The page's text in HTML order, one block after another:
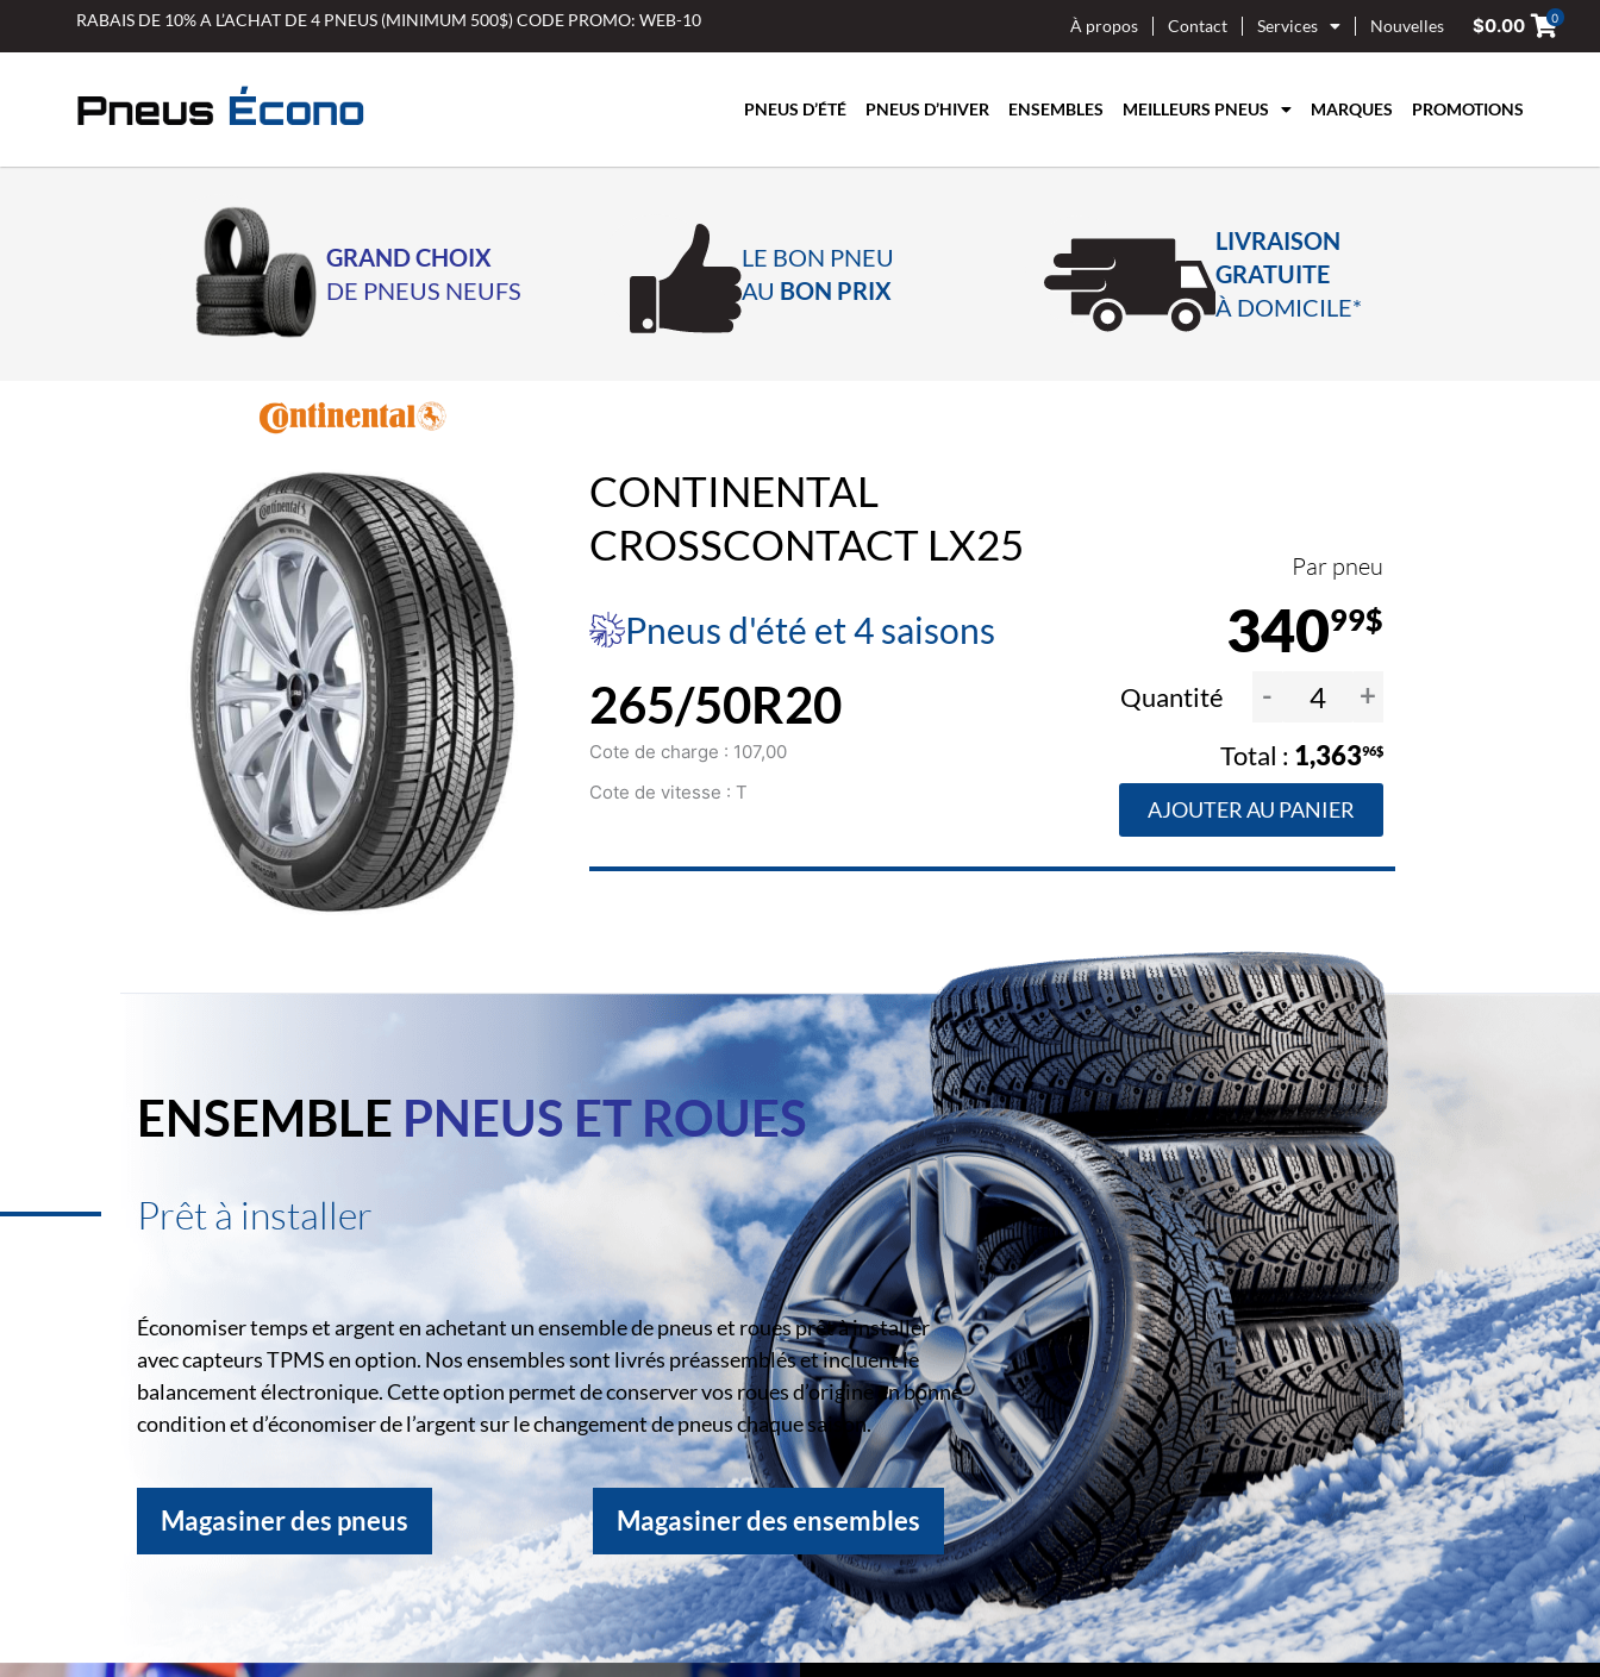
RABAIS DE 10% A L’ACHAT DE 4 PNEUS (MINIMUM 500$) CODE PROMO: WEB-10 À propos Contact Services Nouvelles $0.00 0
PNEUS D’ÉTÉ PNEUS D’HIVER ENSEMBLES MEILLEURS PNEUS MARQUES PROMOTIONS
GRAND CHOIX
DE PNEUS NEUFS
LE BON PNEU
AU BON PRIX
LIVRAISON
GRATUITE
À DOMICILE*
CONTINENTAL
CROSSCONTACT LX25
Pneus d'été et 4 saisons
Par pneu
34099$
265/50R20
Cote de charge : 107,00
Cote de vitesse : T
Quantité - +
1,36396$
AJOUTER AU PANIER
ENSEMBLE PNEUS ET ROUES
Prêt à installer
Économiser temps et argent en achetant un ensemble de pneus et roues prêt à installer
avec capteurs TPMS en option. Nos ensembles sont livrés préassemblés et incluent le
balancement électronique. Cette option permet de conserver vos roues d’origine en bonne
condition et d’économiser de l’argent sur le changement de pneus chaque saison.
Magasiner des pneus Magasiner des ensembles